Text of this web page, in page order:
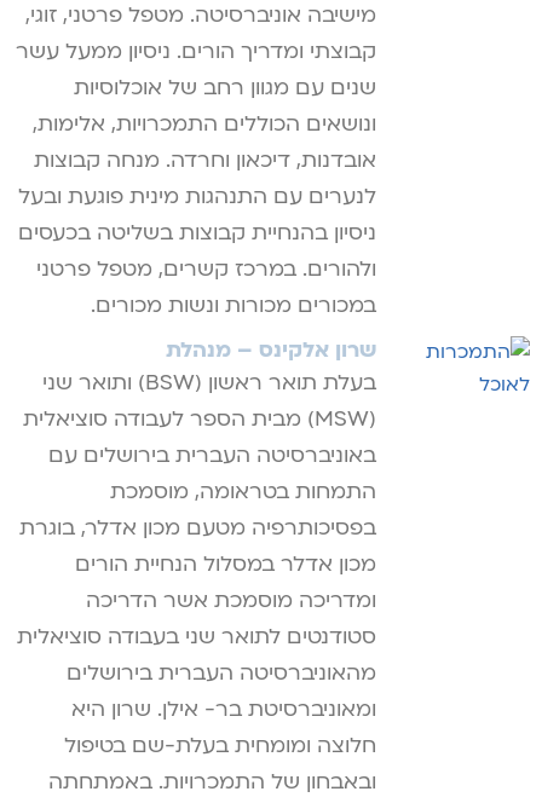
מישיבה אוניברסיטה. מטפל פרטני, זוגי,
קבוצתי ומדריך הורים. ניסיון ממעל עשר
שנים עם מגוון רחב של אוכלוסיות
ונושאים הכוללים התמכרויות, אלימות,
אובדנות, דיכאון וחרדה. מנחה קבוצות
לנערים עם התנהגות מינית פוגעת ובעל
ניסיון בהנחיית קבוצות בשליטה בכעסים
ולהורים. במרכז קשרים, מטפל פרטני
במכורים מכורות ונשות מכורים.
שרון אלקינס – מנהלת
בעלת תואר ראשון (BSW) ותואר שני
(MSW) מבית הספר לעבודה סוציאלית
באוניברסיטה העברית בירושלים עם
התמחות בטראומה, מוסמכת
בפסיכותרפיה מטעם מכון אדלר, בוגרת
מכון אדלר במסלול הנחיית הורים
ומדריכה מוסמכת אשר הדריכה
סטודנטים לתואר שני בעבודה סוציאלית
מהאוניברסיטה העברית בירושלים
ומאוניברסיטת בר- אילן. שרון היא
חלוצה ומומחית בעלת-שם בטיפול
ובאבחון של התמכרויות. באמתחתה